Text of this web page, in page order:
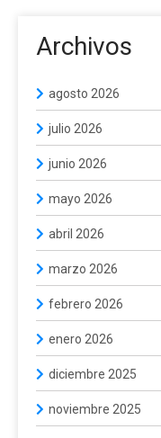
Archivos
agosto 2026
julio 2026
junio 2026
mayo 2026
abril 2026
marzo 2026
febrero 2026
enero 2026
diciembre 2025
noviembre 2025